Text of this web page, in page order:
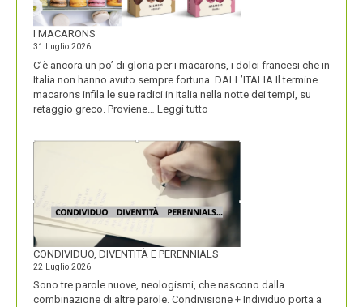
I MACARONS
31 Luglio 2026
C’è ancora un po’ di gloria per i macarons, i dolci francesi che in
Italia non hanno avuto sempre fortuna. DALL’ITALIA Il termine
macarons infila le sue radici in Italia nella notte dei tempi, su
retaggio greco. Proviene… Leggi tutto
CONDIVIDUO, DIVENTITÀ E PERENNIALS
22 Luglio 2026
Sono tre parole nuove, neologismi, che nascono dalla
combinazione di altre parole. Condivisione + Individuo porta a